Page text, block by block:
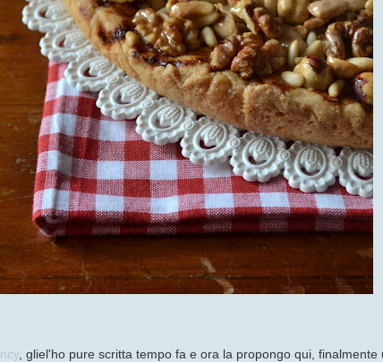
, gliel'ho pure scritta tempo fa e ora la propongo qui,